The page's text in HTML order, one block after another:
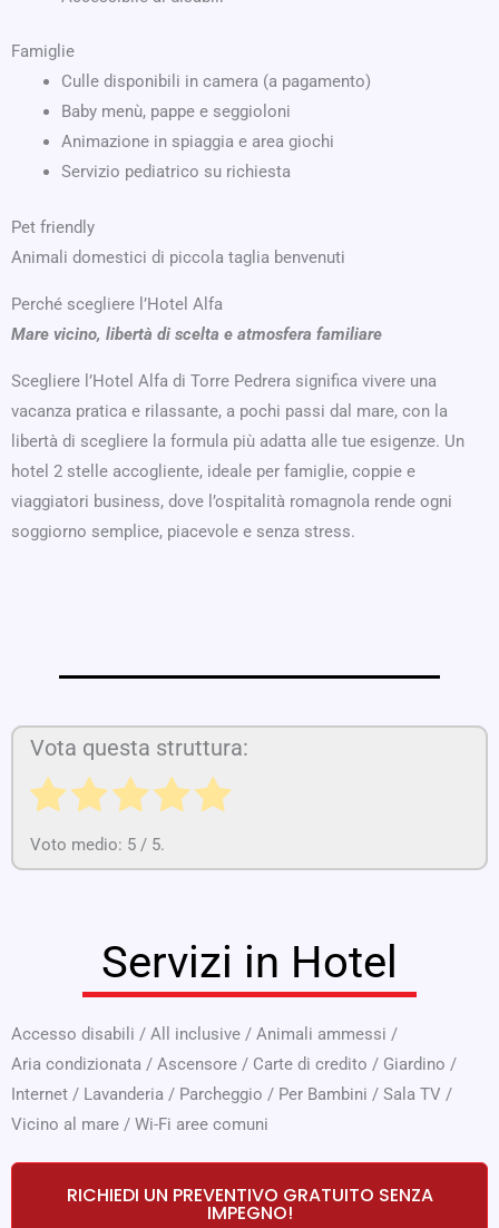
Famiglie
Culle disponibili in camera (a pagamento)
Baby menù, pappe e seggioloni
Animazione in spiaggia e area giochi
Servizio pediatrico su richiesta
Pet friendly
Animali domestici di piccola taglia benvenuti
Perché scegliere l’Hotel Alfa
Mare vicino, libertà di scelta e atmosfera familiare
Scegliere l’Hotel Alfa di Torre Pedrera significa vivere una
vacanza pratica e rilassante, a pochi passi dal mare, con la
libertà di scegliere la formula più adatta alle tue esigenze. Un
hotel 2 stelle accogliente, ideale per famiglie, coppie e
viaggiatori business, dove l’ospitalità romagnola rende ogni
soggiorno semplice, piacevole e senza stress.
Vota questa struttura:
Voto medio: 5 / 5.
Servizi in Hotel
Accesso disabili / All inclusive / Animali ammessi /
Aria condizionata / Ascensore / Carte di credito / Giardino /
Internet / Lavanderia / Parcheggio / Per Bambini / Sala TV /
Vicino al mare / Wi-Fi aree comuni
RICHIEDI UN PREVENTIVO GRATUITO SENZA
IMPEGNO!